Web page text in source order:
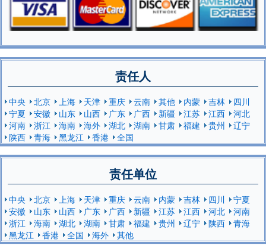
责任人
中央 北京 上海 天津 重庆 云南 其他 内蒙 吉林
四川
宁夏
安徽 山东 山西 广东 广西 新疆 江苏 江西
河北
河南
浙江 海南 海外 湖北 湖南 甘肃 福建 贵州
辽宁
陕西
青海 黑龙江 香港 全国
责任单位
中央 北京 上海 天津 重庆 云南 内蒙 吉林 四川
宁夏
安徽
山东 山西 广东 广西 新疆 江苏 江西 河北
河南
浙江
海南 湖北 湖南 甘肃 福建 贵州 辽宁 陕西
青海
黑龙江
香港 全国 海外 其他